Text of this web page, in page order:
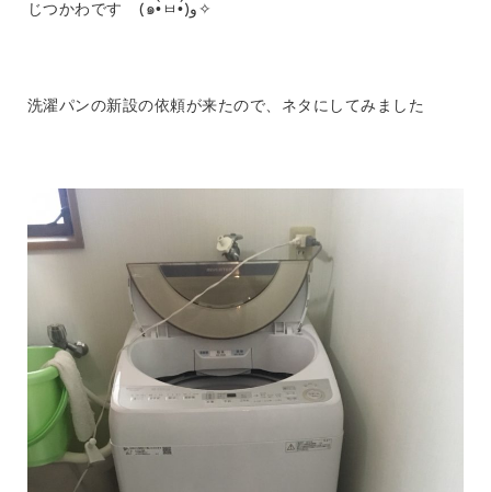
じつかわです (๑•̀ㅂ•́)و✧
洗濯パンの新設の依頼が来たので、ネタにしてみました